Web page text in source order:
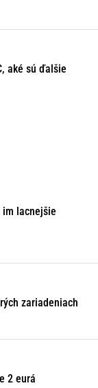
aké sú ďalšie
im lacnejšie
zariadeniach
2 eurá